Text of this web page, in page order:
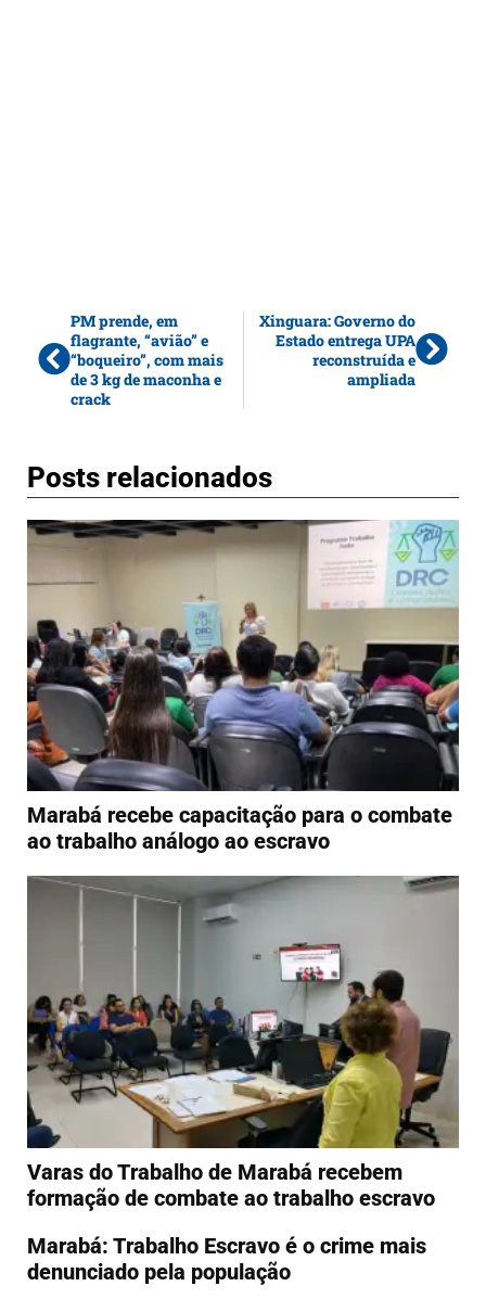
PM prende, em
flagrante, “avião” e
“boqueiro”, com mais
de 3 kg de maconha e
crack
Xinguara: Governo do
Estado entrega UPA
reconstruída e
ampliada
Posts relacionados
Marabá recebe capacitação para o combate
ao trabalho análogo ao escravo
Varas do Trabalho de Marabá recebem
formação de combate ao trabalho escravo
Marabá: Trabalho Escravo é o crime mais
denunciado pela população